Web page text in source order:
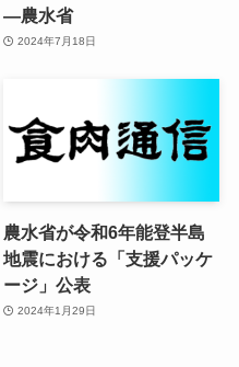
—農水省
2024年7月18日
農水省が令和6年能登半島
地震における「支援パッケ
ージ」公表
2024年1月29日